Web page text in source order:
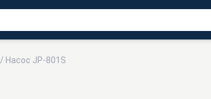
/ Насос JP-801S